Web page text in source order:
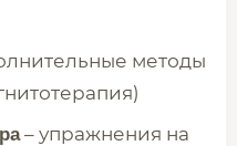
методы
– упражнения на